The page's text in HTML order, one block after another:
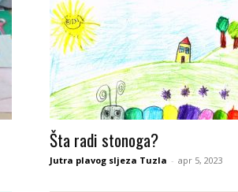
Šta radi stonoga?
Jutra plavog sljeza Tuzla - apr 5, 2023